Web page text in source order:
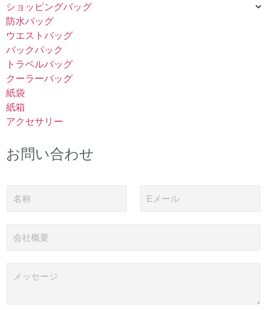
ショッピングバッグ
防水バッグ
ウエストバッグ
バックパック
トラベルバッグ
クーラーバッグ
紙袋
紙箱
アクセサリー
お問い合わせ
称
子
社
ッ